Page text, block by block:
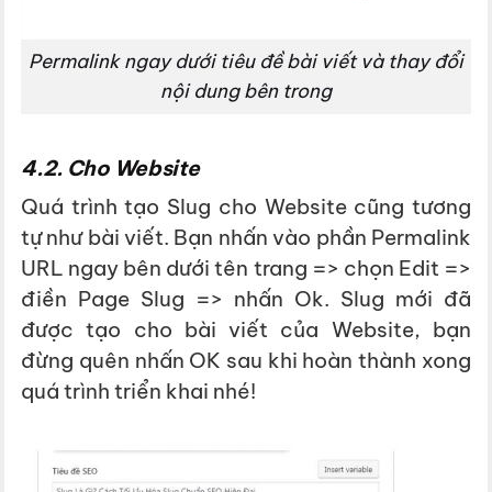
Permalink ngay dưới tiêu đề bài viết và thay đổi
nội dung bên trong
4.2. Cho Website
Quá trình tạo Slug cho Website cũng tương
tự như bài viết. Bạn nhấn vào phần Permalink
URL ngay bên dưới tên trang => chọn Edit =>
điền Page Slug => nhấn Ok. Slug mới đã
được tạo cho bài viết của Website, bạn
đừng quên nhấn OK sau khi hoàn thành xong
quá trình triển khai nhé!